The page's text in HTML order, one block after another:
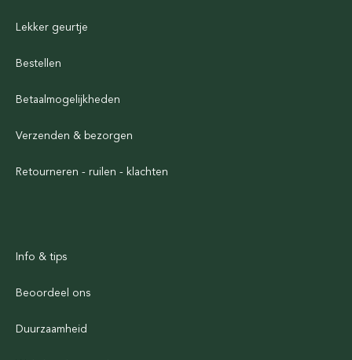
Lekker geurtje
Bestellen
Betaalmogelijkheden
Verzenden & bezorgen
Retourneren - ruilen - klachten
Info & tips
Beoordeel ons
Duurzaamheid